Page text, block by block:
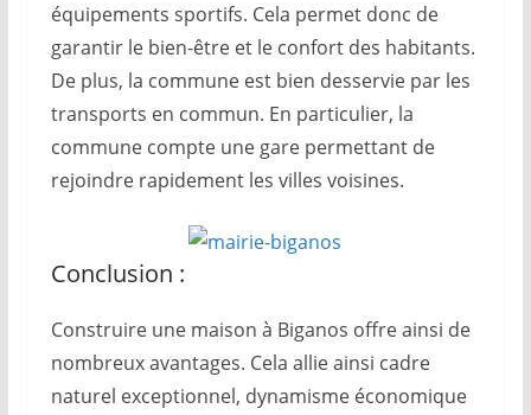
équipements sportifs. Cela permet donc de
garantir le bien-être et le confort des habitants.
De plus, la commune est bien desservie par les
transports en commun. En particulier, la
commune compte une gare permettant de
rejoindre rapidement les villes voisines.
Conclusion :
Construire une maison à Biganos offre ainsi de
nombreux avantages. Cela allie ainsi cadre
naturel exceptionnel, dynamisme économique